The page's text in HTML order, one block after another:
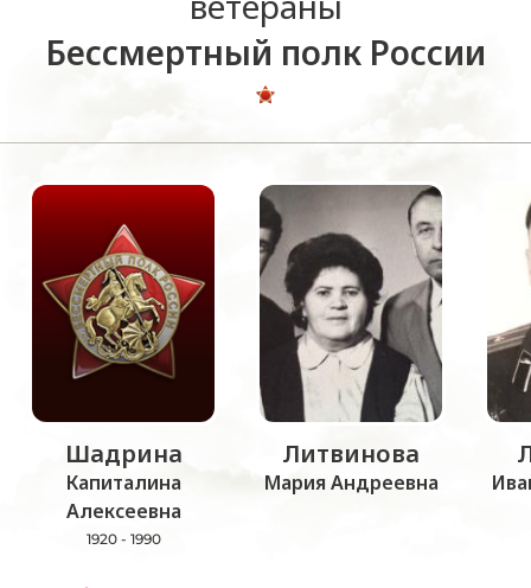
Бессмертный полк России
Шадрина
Капиталина
Алексеевна
1920 - 1990
Литвинова
Мария Андреевна